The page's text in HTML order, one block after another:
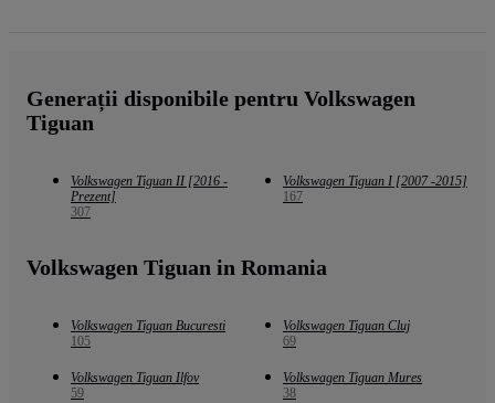
Generații disponibile pentru Volkswagen
Tiguan
Volkswagen Tiguan II [2016 -
Prezent]
307
Volkswagen Tiguan I [2007 -2015]
167
Volkswagen Tiguan in Romania
Volkswagen Tiguan Bucuresti
105
Volkswagen Tiguan Cluj
69
Volkswagen Tiguan Ilfov
59
Volkswagen Tiguan Mures
38